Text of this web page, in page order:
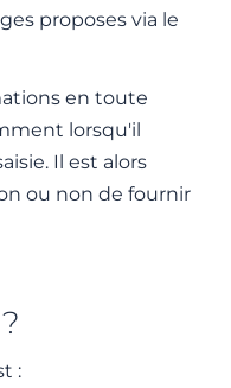
proposes via le
en toute
lorsqu'il
Il est alors
ou non de fournir
: